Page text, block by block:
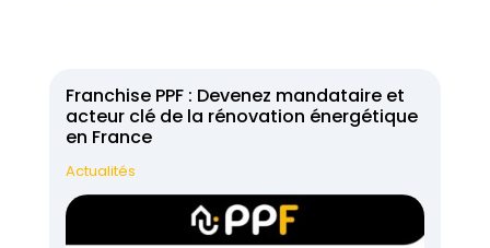
Franchise PPF : Devenez mandataire et
acteur clé de la rénovation énergétique
en France
Actualités